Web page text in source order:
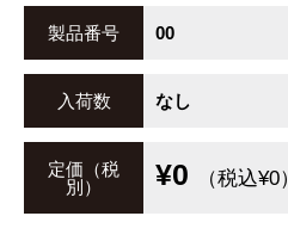
製品番号 00
入荷数 なし
定価（税
別）
¥0 （税込¥0）